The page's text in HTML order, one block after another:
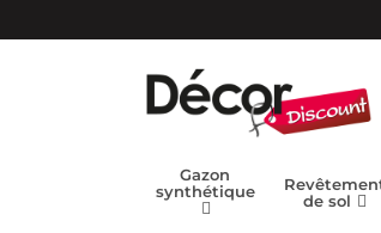
Gazon
synthétique
de sol